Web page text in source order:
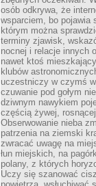
osób odkrywa, że
wsparciem, bo pojawia
którym można
terminy zjawisk,
nocnej i relacje innych
nawet ktoś
klubów
uczestniczy w czymś
czuwanie pod gołym
dziwnym nawykiem
częścią żywej,
Obserwowanie nieba
patrzenia na ziemski
zwracać uwagę na
łun miejskich, na
polany, z których
Uczy się szanować